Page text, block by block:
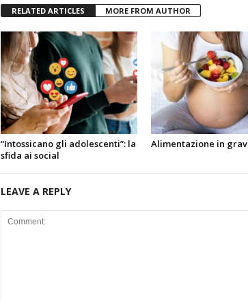
RELATED ARTICLES MORE FROM AUTHOR
“Intossicano gli adolescenti”: la
sfida ai social
Alimentazione in
LEAVE A REPLY